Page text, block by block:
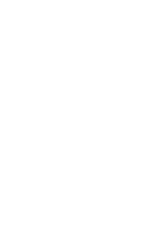
i bredden. Øen er mest kendt for sin
gode muligheder for at hoppe i vandet.
hospital. Vi nyder hele dagen på
meter. Øen ligger få kilometer
kolonier af havfugle, som terne,
komme i land uden en certificeret
og nøje reguleret. Det er kun muligt at
Aride kan være lidt af et eventyr i sig
af om man kommer til Aride. I er på
sejler til Baie St. Anne på